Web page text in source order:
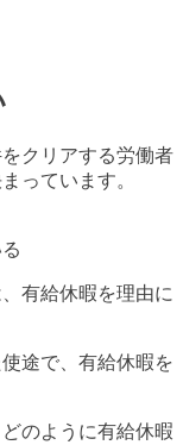
クリアする労働者
っています。
有給休暇を理由に
途で、有給休暇を
のように有給休暇